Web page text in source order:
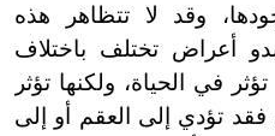
وقد لاتتظاهر هذه
أعراض تختلف باختلاف
في الحياة، ولكنها تؤثر
تؤدي إلى العقم أو إلى